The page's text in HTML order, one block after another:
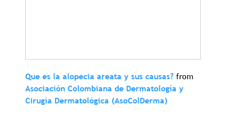
Que es la alopecia areata y sus causas? from
Asociación Colombiana de Dermatología y
Cirugía Dermatológica (AsoColDerma)